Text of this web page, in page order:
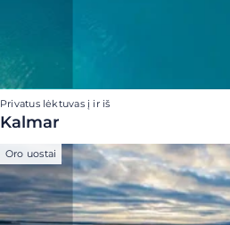
Privatus lėktuvas į ir iš
Kalmar
Oro uostai